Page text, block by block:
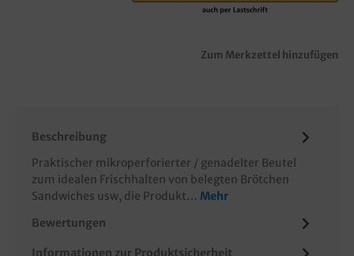
Zum Merkzettel hinzufügen
Beschreibung
Praktischer mikroperforierter / genadelter Beutel
zum idealen Frischhalten von belegten Brötchen
Sandwiches usw, die Produkt… Mehr
Bewertungen
Informationen zur Produktsicherheit